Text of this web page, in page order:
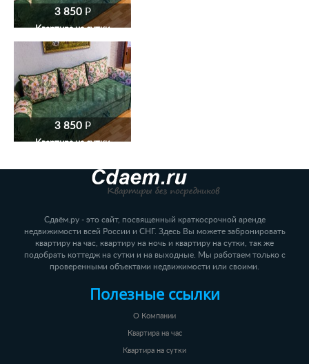
3 850 P
Квартира на сутки
3 850 P
Квартира на сутки
Сдаём.ру - это сайт, посвященный краткосрочной аренде
недвижимости всей России и СНГ. Здесь Вы можете забронировать
квартиру на час, квартиру на ночь и квартиру на сутки, так же
подобрать коттедж на сутки и на выходные. Мы работаем только с
проверенными объектами недвижимости или своими.
Полезные ссылки
О Компании
Квартира на час
Квартира на сутки